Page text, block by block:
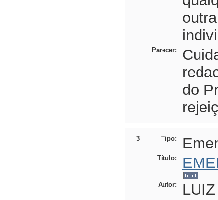
Parecer:
do
3 Tipo:
Título:
Autor: